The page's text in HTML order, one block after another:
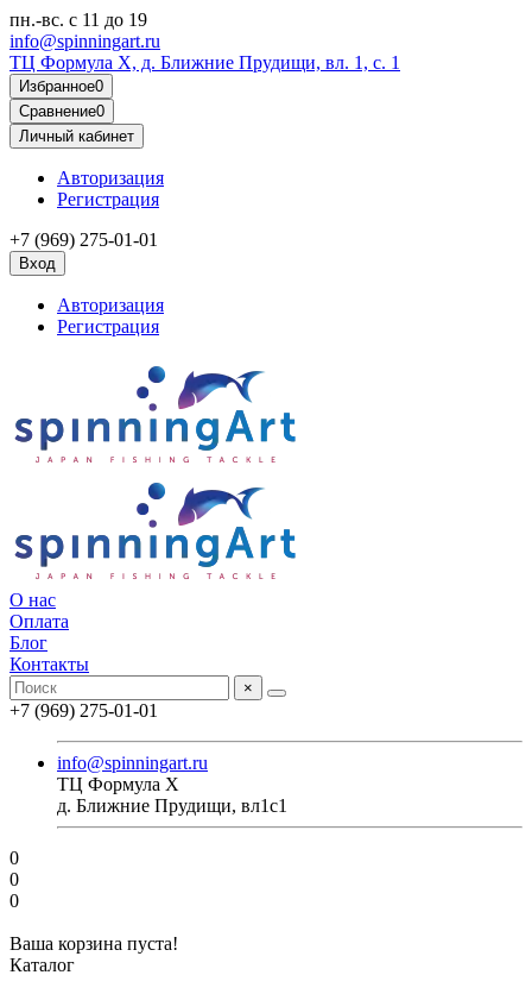
пн.-вс. с 11 до 19
info@spinningart.ru
ТЦ Формула X, д. Ближние Прудищи, вл. 1, с. 1
Избранное0
Сравнение0
Личный кабинет
Авторизация
Регистрация
+7 (969) 275-01-01
Вход
Авторизация
Регистрация
О нас
Оплата
Блог
Контакты
×
+7 (969) 275-01-01
info@spinningart.ru
ТЦ Формула X
д. Ближние Прудищи, вл1с1
0
0
0
Ваша корзина пуста!
Каталог